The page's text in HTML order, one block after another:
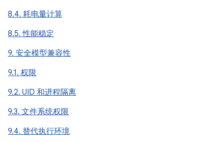
8.4. 耗电量计算
8.5. 性能稳定
9. 安全模型兼容性
9.1. 权限
9.2. UID 和进程隔离
9.3. 文件系统权限
9.4. 替代执行环境